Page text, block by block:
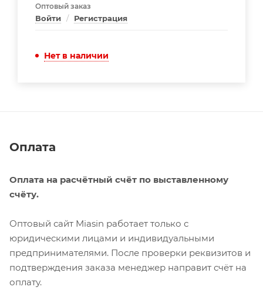
Оптовый заказ
Войти / Регистрация
Нет в наличии
Оплата
Оплата на расчётный счёт по выставленному
счёту.
Оптовый сайт Miasin работает только с
юридическими лицами и индивидуальными
предпринимателями. После проверки реквизитов и
подтверждения заказа менеджер направит счёт на
оплату.